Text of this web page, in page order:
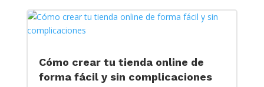
Cómo crear tu tienda online de
forma fácil y sin complicaciones